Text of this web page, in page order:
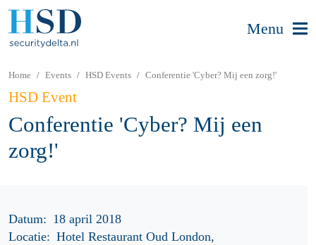
Menu
Home Events HSD Events Conferentie 'Cyber? Mij een zorg!'
HSD Event
Conferentie 'Cyber? Mij een
zorg!'
Datum: 18 april 2018
Locatie: Hotel Restaurant Oud London,